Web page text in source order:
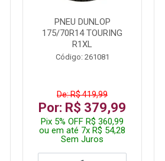
PNEU DUNLOP
175/70R14 TOURING
R1XL
Código: 261081
De: R$ 419,99
Por: R$ 379,99
Pix 5% OFF R$ 360,99
ou em até 7x R$ 54,28
Sem Juros